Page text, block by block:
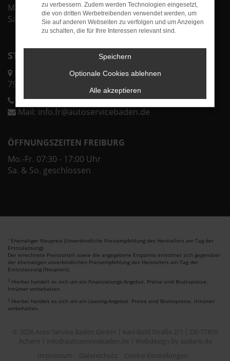
Mo.-Fr. 07:30 - 18:00 Uhr
Sa. & So. geschlossen
STANDORT FREIBURG
Lörracher Str. 43
79115 Freiburg
Telefon:0 76 11 37 32 25 0
Mail: info.fr@autoservicebaden.de
ÖFFNUNGSZEITEN FREIBURG
Mo.-Fr. 07:30 - 17:00 Uhr
Sa. & So. geschlossen
1 Ehemaliger Neupreis (Unverbindliche Preisempfehlung des Herstellers am Tag der
Erstzulassung).
Der errechnete Preisvorteil sowie die angegebene Ersparnis errechnet sich gegenüber
der ehemaligen unverbindlichen Preisempfehlung des Herstellers am Tag der
Erstzulassung (Neupreis).
2 Hierbei handelt es sich um ein Finanzierungs-Angebot. Preise sind Bruttopreise.
Irrtümer vorbehalten.
3 Hierbei handelt es sich um ein Leasing-Angebot. Preise sind Bruttopreise. Irrtümer
vorbehalten.
© 2026 Auto Service Baden GmbH | Karl-Bold Straße 2/1 | DE-77855
Achern | info@autoservicebaden.de | Webdesign by audaris.de
Impressum
Datenschutz Cookie Einstellungen
zu verbessern. Zudem werden Technologien eingesetzt,
die von dritten Werbetreibenden verwendet werden, um
Sie auf anderen Webseiten zu verfolgen und um Anzeigen
zu schalten, die für Ihre Interessen relevant sind.
Speichern
Optionale Cookies ablehnen
Alle akzeptieren